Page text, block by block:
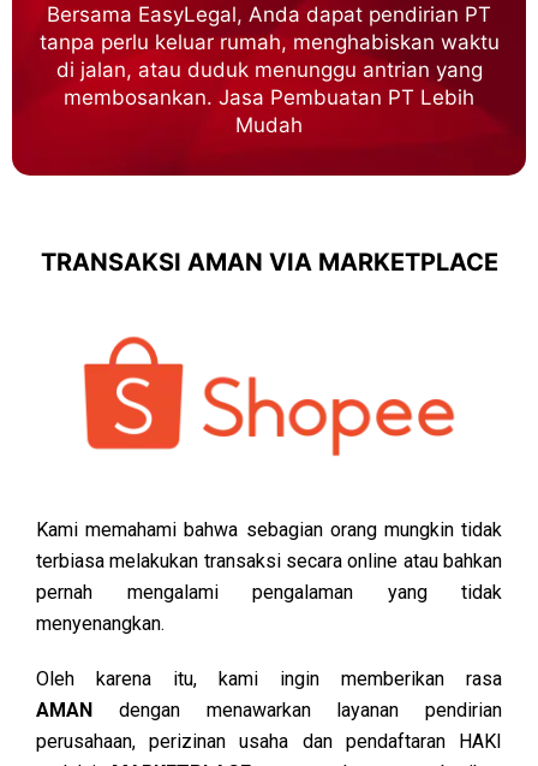
Bersama EasyLegal, Anda dapat pendirian PT
tanpa perlu keluar rumah, menghabiskan waktu
di jalan, atau duduk menunggu antrian yang
membosankan. Jasa Pembuatan PT Lebih
Mudah
TRANSAKSI AMAN VIA MARKETPLACE
Kami memahami bahwa sebagian orang mungkin tidak
terbiasa melakukan transaksi secara online atau bahkan
pernah mengalami pengalaman yang tidak
menyenangkan.
Oleh karena itu, kami ingin memberikan rasa
AMAN dengan menawarkan layanan pendirian
perusahaan, perizinan usaha dan pendaftaran HAKI